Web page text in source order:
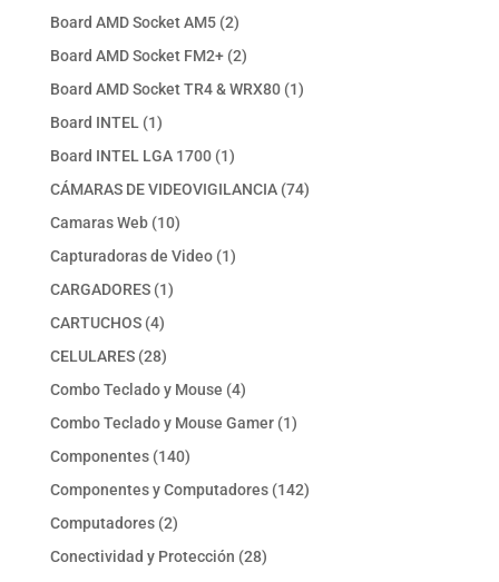
productos
Board AMD Socket AM5 22
productos
Board AMD Socket FM2+ 22
productos
Board AMD Socket TR4 & WRX80 11
Board INTEL 11
producto
Board INTEL LGA 1700 11
producto
CÁMARAS DE VIDEOVIGILANCIA 7474
Camaras Web 1010
productos
Capturadoras de Video 11
CARGADORES 11
CARTUCHOS 44
productos
CELULARES 2828
productos
Combo Teclado y Mouse 44
productos
Combo Teclado y Mouse Gamer 11
Componentes 140140
productos
Componentes y Computadores 142142
Computadores 22
productos
Conectividad y Protección 2828